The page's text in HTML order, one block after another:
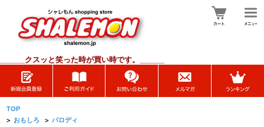
クスッと笑った時が買い時です。______
TOP
> おもしろ > パロディ